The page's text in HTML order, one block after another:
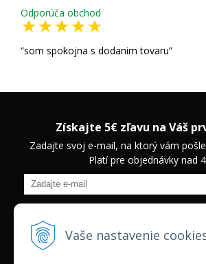
Vaše nastavenie
Odporúča obchod
som spokojna s dodanim tovaru
Získajte 5€ zľavu na Váš
Zadajte svoj e-mail, na ktorý vám
Platí pre objednávky nad
zľavách na vybrané produkty.
Neplatí pre
zákazníkov.